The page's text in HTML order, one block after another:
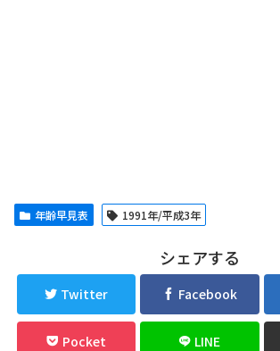
年齢早見表 1991年/平成3年
シェアする
Twitter Facebook
Pocket LINE